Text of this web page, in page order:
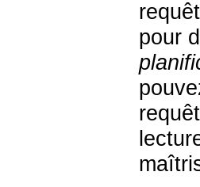
pour